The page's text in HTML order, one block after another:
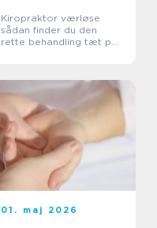
Kiropraktor værløse
sådan finder du den
rette behandling tæt på
01. maj 2026